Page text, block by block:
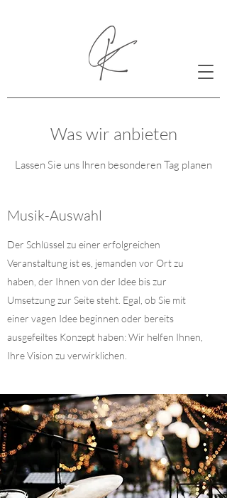
Was wir anbieten
Lassen Sie uns Ihren besonderen Tag planen
Musik-Auswahl
Der Schlüssel zu einer erfolgreichen
Veranstaltung ist es, jemanden vor Ort zu
haben, der Ihnen von der Idee bis zur
Umsetzung zur Seite steht. Egal, ob Sie mit
einer vagen Idee beginnen oder bereits
ausgefeiltes Konzept haben: Wir helfen Ihnen,
Ihre Vision zu verwirklichen.